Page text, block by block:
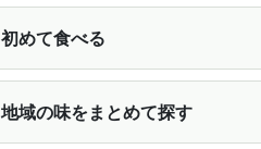
初めて食べる
地域の味をまとめて探す